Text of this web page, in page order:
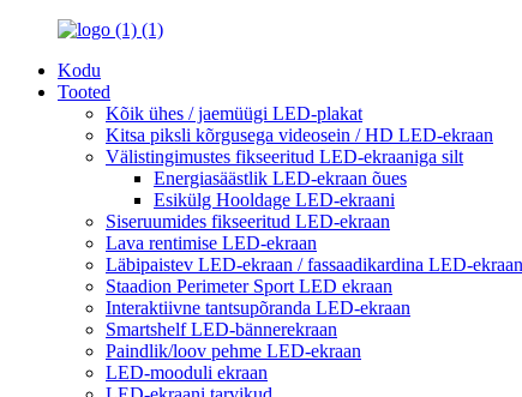
Kodu
Tooted
Kõik ühes / jaemüügi LED-plakat
Kitsa piksli kõrgusega videosein / HD LED-ekraan
Välistingimustes fikseeritud LED-ekraaniga silt
Energiasäästlik LED-ekraan õues
Esikülg Hooldage LED-ekraani
Siseruumides fikseeritud LED-ekraan
Lava rentimise LED-ekraan
Läbipaistev LED-ekraan / fassaadikardina LED-ekraan
Staadion Perimeter Sport LED ekraan
Interaktiivne tantsupõranda LED-ekraan
Smartshelf LED-bännerekraan
Paindlik/loov pehme LED-ekraan
LED-mooduli ekraan